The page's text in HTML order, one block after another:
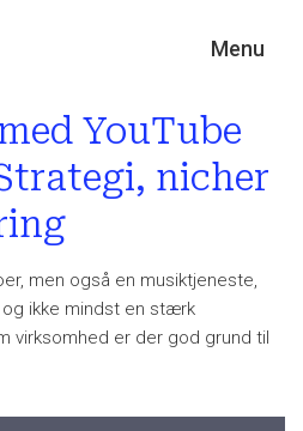
Menu
YouTube
nicher
men også en musiktjeneste,
ikke mindst en stærk
virksomhed er der god grund til